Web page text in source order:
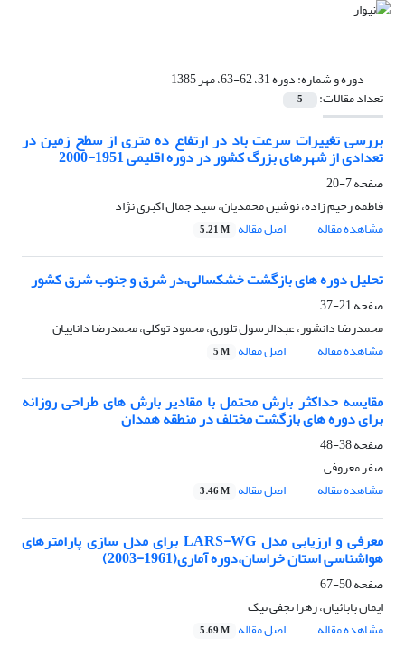
دوره و شماره:دوره 31، 62-63، مهر 1385
تعداد مقالات: 5
بررسی تغییرات سرعت باد در ارتفاع ده متری از سطح زمین در
تعدادی از شهرهای بزرگ کشور در دوره اقلیمی 1951-2000
صفحه7-20
فاطمه رحیم زاده، نوشین محمدیان، سید جمال اکبری نژاد
مشاهده مقاله
اصل مقاله 5.21 M
تحلیل دوره های بازگشت خشکسالی،در شرق و جنوب شرق کشور
صفحه21-37
محمدرضا دانشور، عبدالرسول تلوری، محمود توکلی، محمدرضا داناییان
مشاهده مقاله
اصل مقاله 5 M
مقایسه حداکثر بارش محتمل با مقادیر بارش های طراحی روزانه
برای دوره های بازگشت مختلف در منطقه همدان
صفحه38-48
صفر معروفی
مشاهده مقاله
اصل مقاله 3.46 M
معرفی و ارزیابی مدل LARS-WG برای مدل سازی پارامترهای
هواشناسی استان خراسان،دوره آماری(1961-2003)
صفحه50-67
ایمان بابائیان، زهرا نجفی نیک
مشاهده مقاله
اصل مقاله 5.69 M